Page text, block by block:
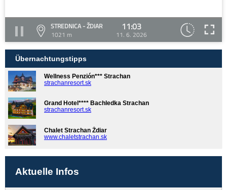
STREDNICA - ŽDIAR
1021 m
11:03
11. 6. 2026
Übernachtungstipps
Wellness Penzión*** Strachan
strachanresort.sk
Grand Hotel**** Bachledka Strachan
strachanresort.sk
Chalet Strachan Ždiar
www.chaletstrachan.sk
Aktuelle Infos